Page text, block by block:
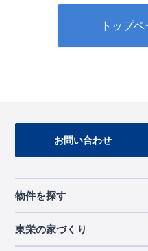
トップ
お問い合わせ
物件を探す
エリアから探す
北海道・東北
東栄の家づくり